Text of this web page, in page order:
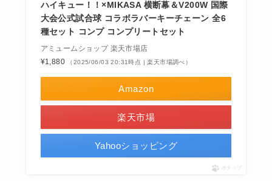
ハイキュー！！×MIKASA 横断幕＆V200W 国際
大会公式試合球 コラボラバーキーチェーン 全6
種セット コンプ コンプリートセット
アミュームショップ 楽天市場店
¥1,880
（2025/06/03 20:31時点 | 楽天市場調べ）
Amazon
楽天市場
Yahooショッピング
ポチップ